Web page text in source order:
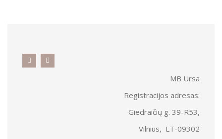
MB Ursa
Registracijos adresas:
Giedraičių g. 39-R53,
Vilnius, LT-09302